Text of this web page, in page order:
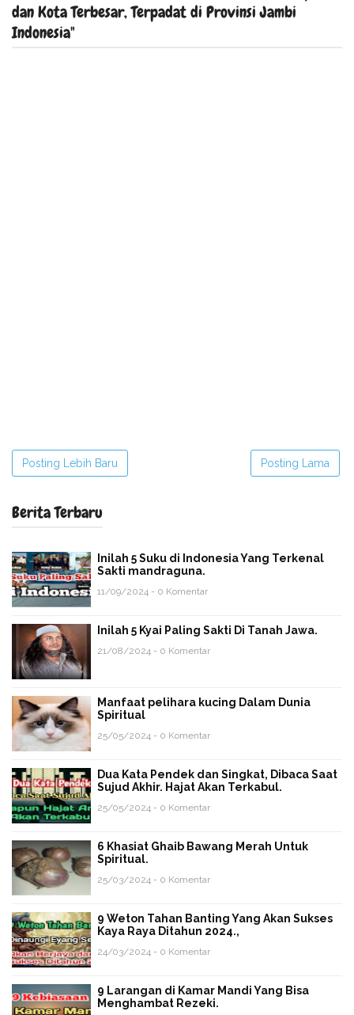
dan Kota Terbesar, Terpadat di Provinsi Jambi
Indonesia"
Posting Lebih Baru Posting Lama
Berita Terbaru
Inilah 5 Suku di Indonesia Yang Terkenal
Sakti mandraguna.
11/09/2024 - 0 Komentar
Inilah 5 Kyai Paling Sakti Di Tanah Jawa.
21/08/2024 - 0 Komentar
Manfaat pelihara kucing Dalam Dunia
Spiritual
25/05/2024 - 0 Komentar
Dua Kata Pendek dan Singkat, Dibaca Saat
Sujud Akhir. Hajat Akan Terkabul.
25/05/2024 - 0 Komentar
6 Khasiat Ghaib Bawang Merah Untuk
Spiritual.
25/03/2024 - 0 Komentar
9 Weton Tahan Banting Yang Akan Sukses
Kaya Raya Ditahun 2024.,
24/03/2024 - 0 Komentar
9 Larangan di Kamar Mandi Yang Bisa
Menghambat Rezeki.